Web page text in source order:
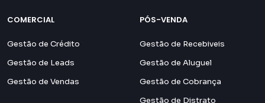
COMERCIAL
Gestão de Crédito
Gestão de Leads
Gestão de Vendas
PÓS-VENDA
Gestão de Recebiveis
Gestão de Aluguel
Gestão de Cobrança
Gestão de Distrato